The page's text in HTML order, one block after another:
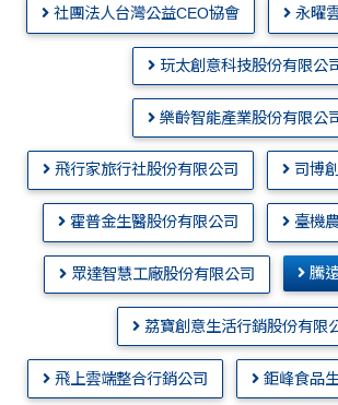
社團法人台灣公益CEO協會 永曜
玩太創意科技股份有限公
樂齡智能產業股份有限公
飛行家旅行社股份有限公司 司博
霍普金生醫股份有限公司 臺機
眾達智慧工廠股份有限公司 騰
荔寶創意生活行銷股份有限
飛上雲端整合行銷公司 鉅峰食品